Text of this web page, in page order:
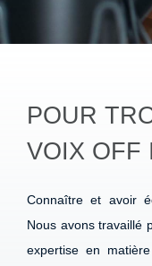
POUR
VOIX
Connaître et avoir
Nous avons travaillé
expertise en